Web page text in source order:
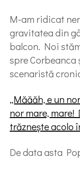
M-am ridicat
gravitatea din
balcon. Noi
spre Corbeanca
scenaristă
„Măăăh, e un
nor mare,
trăznește acolo
De data asta